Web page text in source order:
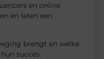
en online
en laten een
brengt en welke
succes.